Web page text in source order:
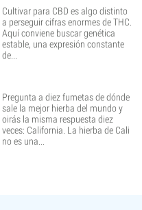
Cultivar para CBD es algo distinto
a perseguir cifras enormes de THC.
Aquí conviene buscar genética
estable, una expresión constante
de...
Pregunta a diez fumetas de dónde
sale la mejor hierba del mundo y
oirás la misma respuesta diez
veces: California. La hierba de Cali
no es una...